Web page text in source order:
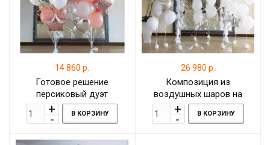
14 860 р.
Готовое решение
персиковый дуэт
В КОРЗИНУ
26 980 р.
Композиция из
воздушных шаров на
Свадьбу с шарами Баблс
(bubbles)В КОРЗИНУ